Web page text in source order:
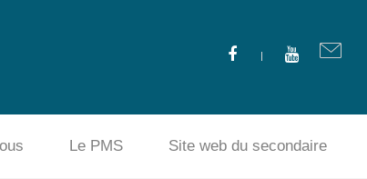
Le PMS Site web du secondaire